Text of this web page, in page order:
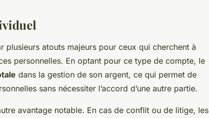
plusieurs atouts majeurs pour ceux qui cherchent à
personnelles. En optant pour ce type de compte, le
dans la gestion de son argent, ce qui permet de
sans nécessiter l’accord d’une autre partie.
avantage notable. En cas de conflit ou de litige, les